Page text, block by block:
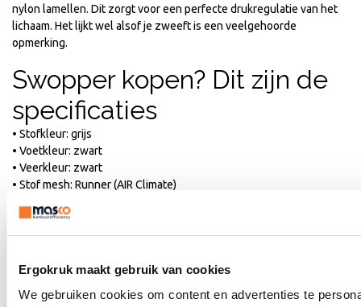
Ergokruk maakt gebruik van cookies
We gebruiken cookies om content en advertenties te
nylon lamellen. Dit zorgt voor een perfecte drukregulatie van het
lichaam. Het lijkt wel alsof je zweeft is een veelgehoorde
opmerking.
Swopper kopen? Dit zijn de
specificaties
• Stofkleur: grijs
• Voetkleur: zwart
• Veerkleur: zwart
• Stof mesh: Runner (AIR Climate)
• Ademend en onverwoestbaar
• Bolvormige zitting voorkomt drukkende zitranden
• Zithoogte onbelast: 52-66 cm
• Stabiele metalen voetring